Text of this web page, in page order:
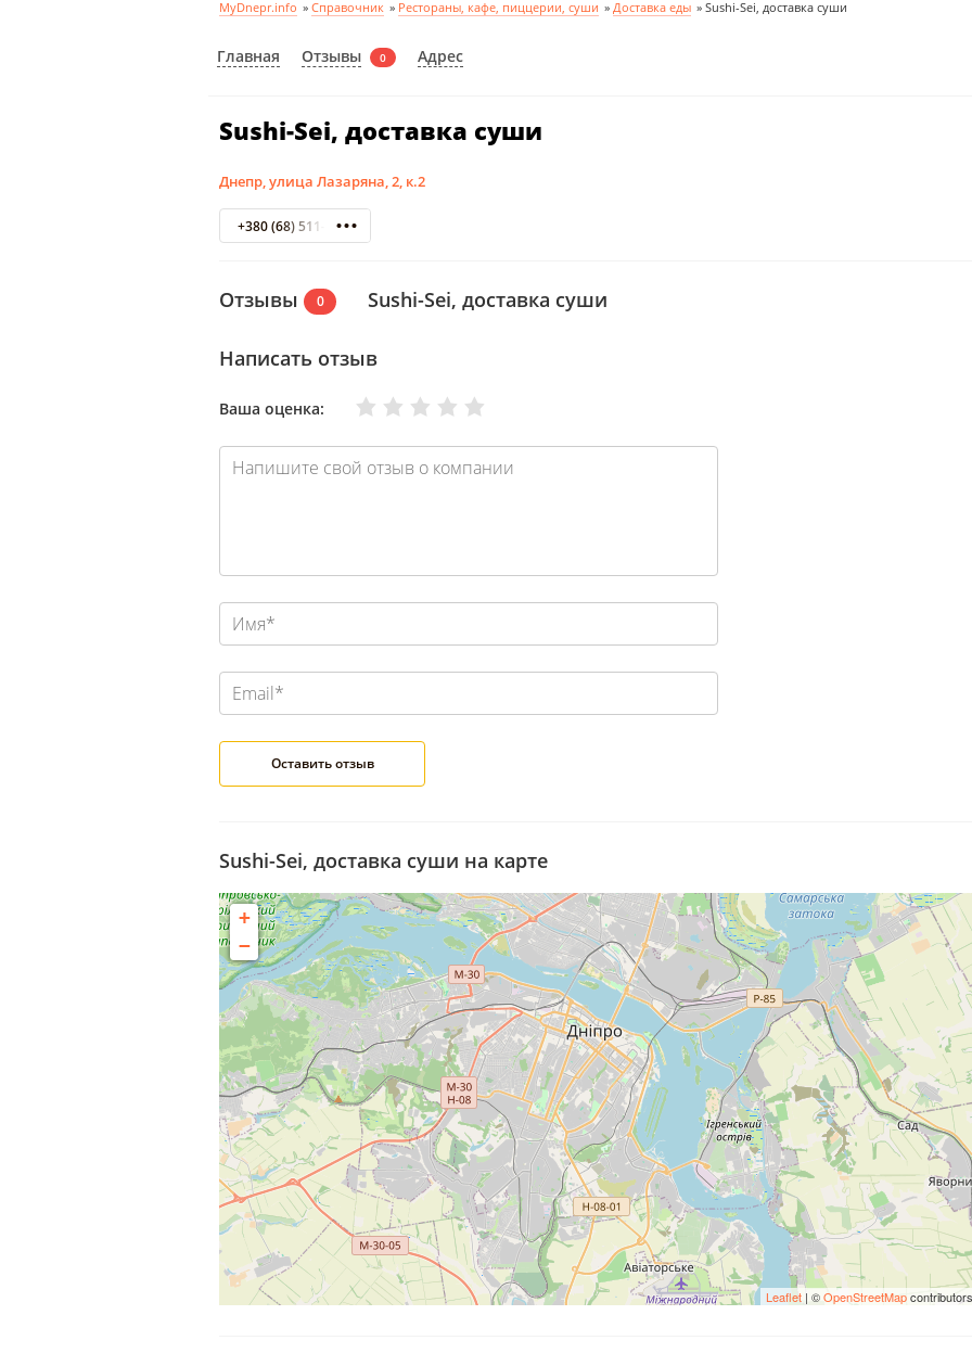
MyDnepr.info » Справочник » Рестораны, кафе, пиццерии, суши » Доставка еды » Sushi-Sei, доставка суши
Главная Отзывы 0 Адрес
Sushi-Sei, доставка суши
Днепр, улица Лазаряна, 2, к.2
+380 (68) 511-56-56
Отзывы 0 Sushi-Sei, доставка суши
Написать отзыв
Ваша оценка: Отлично
Хорошо
Нормально
Плохо
Очень плохо
Sushi-Sei, доставка суши на карте
+
−
Leaflet | ©OpenStreetMapcontributors